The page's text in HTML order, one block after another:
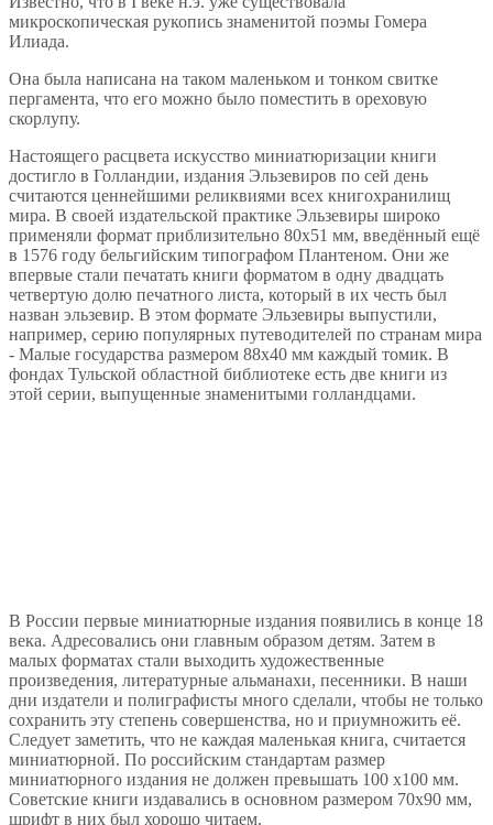
микроскопическая рукопись знаменитой поэмы Гомера
Илиада.
Она была написана на таком маленьком и тонком свитке
пергамента, что его можно было поместить в ореховую
скорлупу.
Настоящего расцвета искусство миниатюризации книги
достигло в Голландии, издания Эльзевиров по сей день
считаются ценнейшими реликвиями всех книгохранилищ
мира. В своей издательской практике Эльзевиры широко
применяли формат приблизительно 80х51 мм, введённый ещё
в 1576 году бельгийским типографом Плантеном. Они же
впервые стали печатать книги форматом в одну двадцать
четвертую долю печатного листа, который в их честь был
назван эльзевир. В этом формате Эльзевиры выпустили,
например, серию популярных путеводителей по странам мира
- Малые государства размером 88х40 мм каждый томик. В
фондах Тульской областной библиотеке есть две книги из
этой серии, выпущенные знаменитыми голландцами.
В России первые миниатюрные издания появились в конце 18
века. Адресовались они главным образом детям. Затем в
малых форматах стали выходить художественные
произведения, литературные альманахи, песенники. В наши
дни издатели и полиграфисты много сделали, чтобы не только
сохранить эту степень совершенства, но и приумножить её.
Следует заметить, что не каждая маленькая книга, считается
миниатюрной. По российским стандартам размер
миниатюрного издания не должен превышать 100 х100 мм.
Советские книги издавались в основном размером 70х90 мм,
шрифт в них был хорошо читаем.